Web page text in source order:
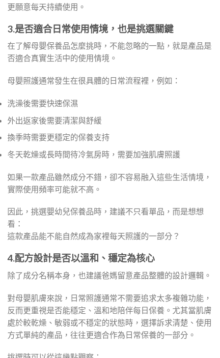
更願意每天持續使用。
3.是否適合日常使用情境，也是挑選關鍵
在了解母嬰保養品怎麼挑時，不能忽略的一點，就是產品是
否適合真實生活中的使用情境。
母嬰照護通常發生在很具體的日常流程裡，例如：
洗澡後需要快速保濕
外出返家後需要清潔與舒緩
換季時需要更穩定的保養支持
冬天乾燥或長時間待冷氣房時，需要加強肌膚照護
如果一款產品雖然成分不錯，卻不容易融入這些生活情境，
實際使用頻率可能就不高。
因此，挑選嬰幼兒保養品時，建議不只看單品，而是想想
看：
這款產品能不能自然成為家裡每天照護的一部分？
4.配方設計是否以溫和、穩定為核心
除了成分名稱本身，也建議爸媽留意產品整體的設計邏輯。
對母嬰肌膚來說，日常照護通常不需要追求太多複雜功能，
反而更重視是否能穩定、溫和地陪伴每日保養。尤其當肌膚
處於較乾燥、敏弱或不穩定的狀態時，選擇訴求清楚、使用
方式單純的產品，往往更適合作為日常保養的一部分。